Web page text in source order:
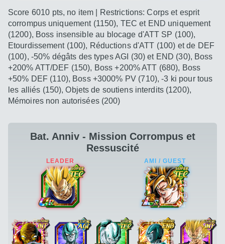
Score 6010 pts, no item | Restrictions: Corps et esprit
corrompus uniquement (1150), TEC et END uniquement
(1200), Boss insensible au blocage d'ATT SP (100),
Etourdissement (100), Réductions d'ATT (100) et de DEF
(100), -50% dégâts des types AGI (30) et END (30), Boss
+200% ATT/DEF (150), Boss +200% ATT (680), Boss
+50% DEF (110), Boss +3000% PV (710), -3 ki pour tous
les alliés (150), Objets de soutiens interdits (1200),
Mémoires non autorisées (200)
Bat. Anniv - Mission Corrompus et
Ressuscité